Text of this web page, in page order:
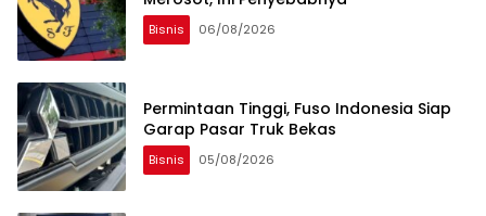
Bisnis 06/08/2026
Permintaan Tinggi, Fuso Indonesia Siap
Garap Pasar Truk Bekas
Bisnis 05/08/2026